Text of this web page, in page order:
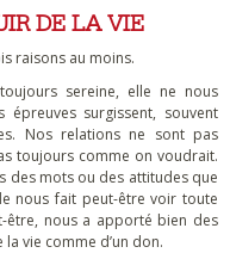
DE LA VIE
raisons au moins.
sereine, elle ne nous
surgissent, souvent
Nos relations ne sont pas
toujours comme on voudrait.
des mots ou des attitudes que
nous fait peut-être voir toute
être, nous a apporté bien des
vie comme d’un don.